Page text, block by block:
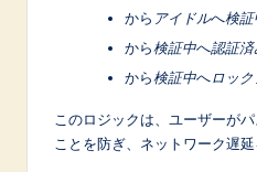
から アイドルへ検証
から検証中へ認証済
から検証中へロッ
このロジックは、ユーザーが
ことを防ぎ、ネットワーク遅